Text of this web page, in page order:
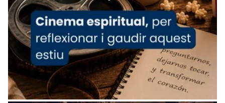
del Sant Pare Lleó XIV a Barcelona, i als
col·laboradors, a la Catedral de Barcelona.
L’arquebisbe de Barcelona, el cardenal Joan
Josep Omella, ha presidit la missa i l’ha
concelebrat el bisbe auxiliar de Barcelona,
Mons. David Abadías.
📸 Dr. G. Simón